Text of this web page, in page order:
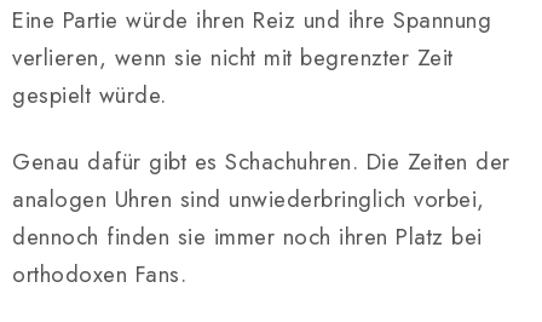
Eine Partie würde ihren Reiz und ihre Spannung
verlieren, wenn sie nicht mit begrenzter Zeit
gespielt würde.
Genau dafür gibt es Schachuhren. Die Zeiten der
analogen Uhren sind unwiederbringlich vorbei,
dennoch finden sie immer noch ihren Platz bei
orthodoxen Fans.